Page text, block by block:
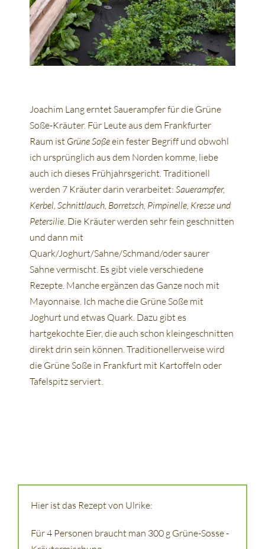
Joachim Lang erntet Sauerampfer für die Grüne
Soße-Kräuter. Für Leute aus dem Frankfurter
Raum ist Grüne Soßeein fester Begriff und obwohl
ich ursprünglich aus dem Norden komme, liebe
auch ich dieses Frühjahrsgericht. Traditionell
werden 7 Kräuter darin verarbeitet: Sauerampfer,
Kerbel, Schnittlauch, Borretsch, Pimpinelle, Kresse und
Petersilie. Die Kräuter werden sehr fein geschnitten
und dann mit
Quark/Joghurt/Sahne/Schmand/oder saurer
Sahne vermischt. Es gibt viele verschiedene
Rezepte. Manche ergänzen das Ganze noch mit
Mayonnaise. Ich mache die Grüne Soße mit
Joghurt und etwas Quark. Dazu gibt es
hartgekochte Eier, die auch schon kleingeschnitten
direkt drin sein können. Traditionellerweise wird
die Grüne Soße in Frankfurt mit Kartoffeln oder
Tafelspitz serviert.
Hier ist das Rezept von Ulrike:
Für 4 Personen braucht man 300 g Grüne-Sosse -